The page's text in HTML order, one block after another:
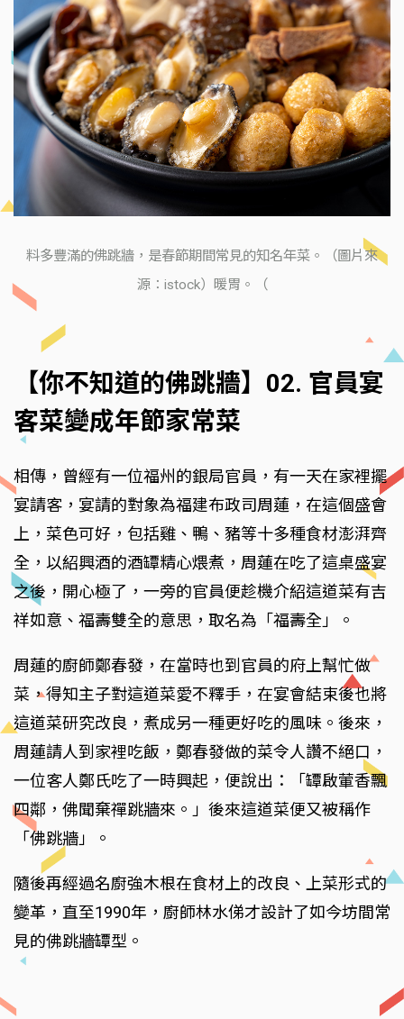
料多豐滿的佛跳牆，是春節期間常見的知名年菜。（圖片來
源：istock）暖胃。（
【你不知道的佛跳牆】02. 官員宴
客菜變成年節家常菜
相傳，曾經有一位福州的銀局官員，有一天在家裡擺
宴請客，宴請的對象為福建布政司周蓮，在這個盛會
上，菜色可好，包括雞、鴨、豬等十多種食材澎湃齊
全，以紹興酒的酒罈精心煨煮，周蓮在吃了這桌盛宴
之後，開心極了，一旁的官員便趁機介紹這道菜有吉
祥如意、福壽雙全的意思，取名為「福壽全」。
周蓮的廚師鄭春發，在當時也到官員的府上幫忙做
菜，得知主子對這道菜愛不釋手，在宴會結束後也將
這道菜研究改良，煮成另一種更好吃的風味。後來，
周蓮請人到家裡吃飯，鄭春發做的菜令人讚不絕口，
一位客人鄭氏吃了一時興起，便說出：「罈啟葷香飄
四鄰，佛聞棄禪跳牆來。」後來這道菜便又被稱作
「佛跳牆」。
隨後再經過名廚強木根在食材上的改良、上菜形式的
變革，直至1990年，廚師林水俤才設計了如今坊間常
見的佛跳牆罈型。